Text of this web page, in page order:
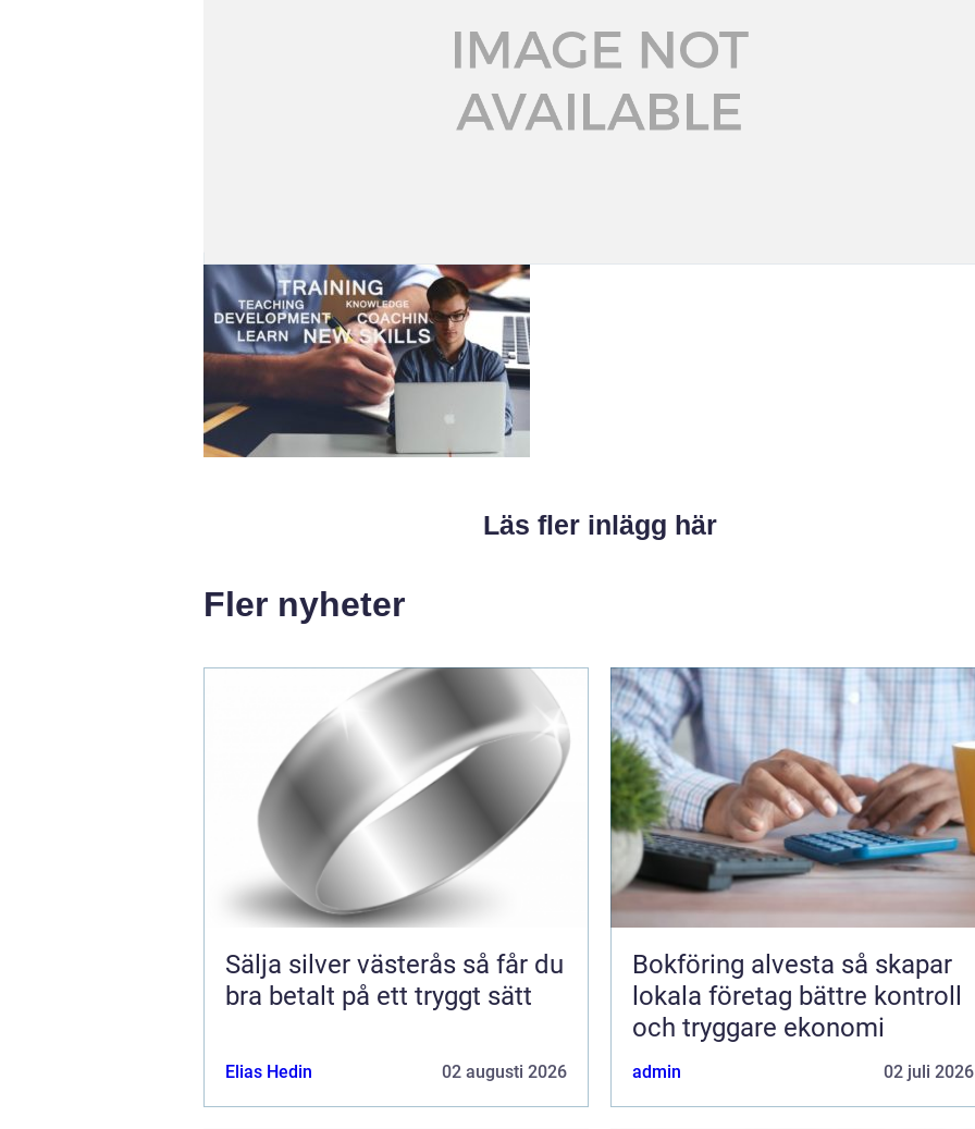
Läs fler inlägg här
Fler nyheter
Sälja silver västerås så får du
bra betalt på ett tryggt sätt
Elias Hedin 02 augusti 2026
Bokföring alvesta så skapar
lokala företag bättre kontroll
och tryggare ekonomi
admin 02 juli 2026